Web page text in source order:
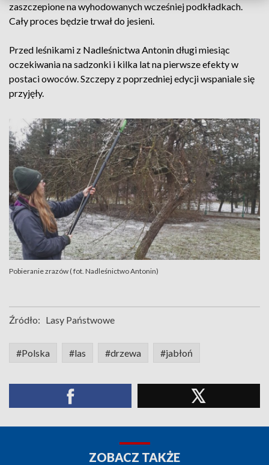
zaszczepione na wyhodowanych wcześniej podkładkach.
Cały proces będzie trwał do jesieni.
Przed leśnikami z Nadleśnictwa Antonin długi miesiąc
oczekiwania na sadzonki i kilka lat na pierwsze efekty w
postaci owoców. Szczepy z poprzedniej edycji wspaniale się
przyjęły.
Pobieranie zrazów ( fot. Nadleśnictwo Antonin)
Źródło: Lasy Państwowe
#Polska #las #drzewa #jabłoń
ZOBACZ TAKŻE